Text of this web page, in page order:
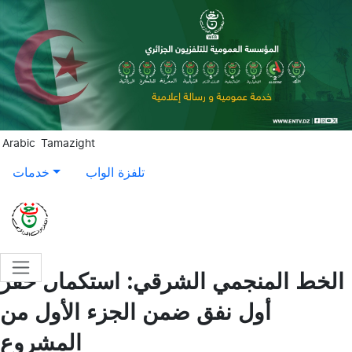
Aller au contenu principal
Arabic Tamazight
خدمات تلفزة الواب
الخط المنجمي الشرقي: استكمال حفر
أول نفق ضمن الجزء الأول من
المشروع